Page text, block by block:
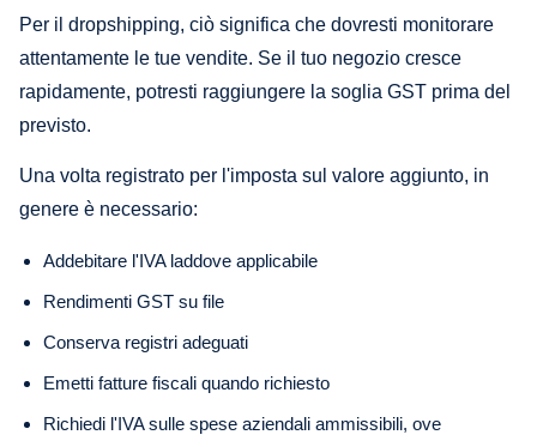
Per il dropshipping, ciò significa che dovresti monitorare
attentamente le tue vendite. Se il tuo negozio cresce
rapidamente, potresti raggiungere la soglia GST prima del
previsto.
Una volta registrato per l'imposta sul valore aggiunto, in
genere è necessario:
Addebitare l'IVA laddove applicabile
Rendimenti GST su file
Conserva registri adeguati
Emetti fatture fiscali quando richiesto
Richiedi l'IVA sulle spese aziendali ammissibili, ove